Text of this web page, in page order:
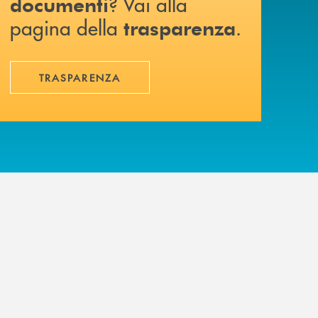
pagina della trasparenza.
TRASPARENZA